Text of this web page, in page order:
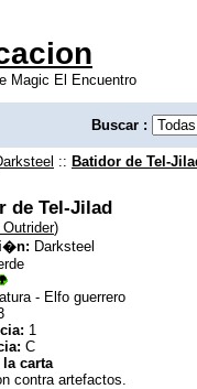
Magic El Encuentro
Buscar :
:: Batidor de Tel-
de Tel-Jilad
)
Darksteel
- Elfo guerrero
1
C
la carta
contra artefactos.